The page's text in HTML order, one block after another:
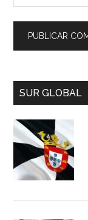
SUR GLOBAL